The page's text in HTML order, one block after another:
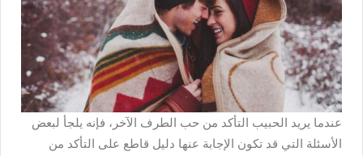
عندما يريد الحبيب التأكد من حب الطرف الآخر، فإنه يلجأ لبعض
الأسئلة التي قد تكون الإجابة عنها دليل قاطع على التأكد من